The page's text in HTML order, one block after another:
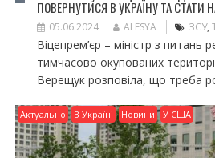
ПОВЕРНУТИСЯ В УКРАЇНУ ТА СТАТИ
05.06.2024 ALESYA ЗСУ,
Віцепрем’єр – міністр з питань
тимчасово окупованих
Верещук розповіла, що треба
Актуально В Україні Новини У США